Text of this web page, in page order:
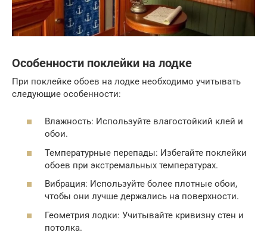
Особенности поклейки на лодке
При поклейке обоев на лодке необходимо учитывать
следующие особенности:
Влажность: Используйте влагостойкий клей и
обои.
Температурные перепады: Избегайте поклейки
обоев при экстремальных температурах.
Вибрация: Используйте более плотные обои,
чтобы они лучше держались на поверхности.
Геометрия лодки: Учитывайте кривизну стен и
потолка.